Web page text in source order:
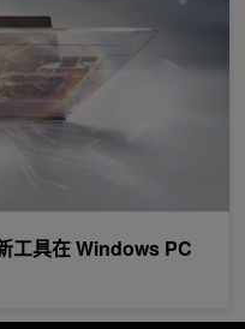
工具在 Windows PC